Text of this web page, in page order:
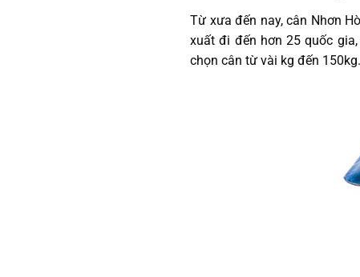
Từ xưa đến nay, cân Nhơn
xuất đi đến hơn 25 quốc
chọn cân từ vài kg đến 150kg.